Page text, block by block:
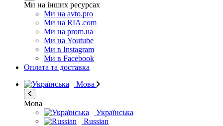
Ми на інших ресурсах
Ми на avto.pro
Ми на RIA.com
Ми на prom.ua
Ми на Youtube
Ми в Instagram
Ми в Facebook
Оплата та доставка
Мова
Мова
Українська
Russian